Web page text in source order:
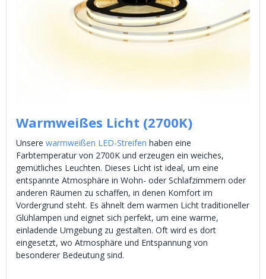
Warmweißes Licht (2700K)
Unsere warmweißen LED-Streifen haben eine
Farbtemperatur von 2700K und erzeugen ein weiches,
gemütliches Leuchten. Dieses Licht ist ideal, um eine
entspannte Atmosphäre in Wohn- oder Schlafzimmern oder
anderen Räumen zu schaffen, in denen Komfort im
Vordergrund steht. Es ähnelt dem warmen Licht traditioneller
Glühlampen und eignet sich perfekt, um eine warme,
einladende Umgebung zu gestalten. Oft wird es dort
eingesetzt, wo Atmosphäre und Entspannung von
besonderer Bedeutung sind.